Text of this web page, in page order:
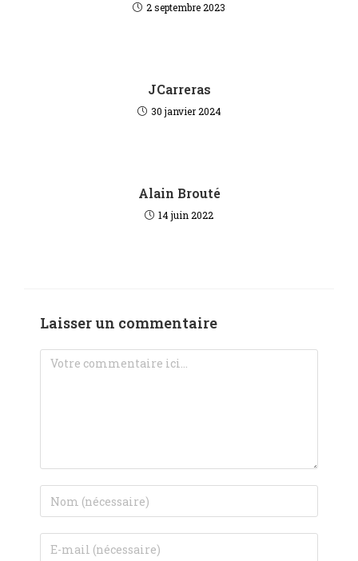
2 septembre 2023
JCarreras
30 janvier 2024
Alain Brouté
14 juin 2022
Laisser un commentaire